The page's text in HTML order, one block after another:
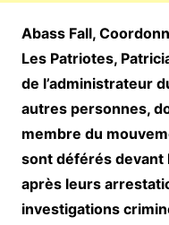
Abass Fall,
Les Patriotes,
de l’administrateur
autres personnes,
membre du
sont déférés devant
après leurs
investigations